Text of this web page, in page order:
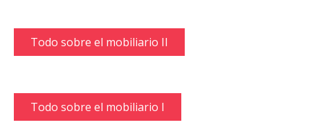
Todo sobre el mobiliario II
Todo sobre el mobiliario I